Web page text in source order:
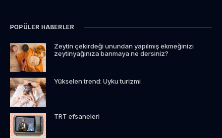
POPÜLER HABERLER
Zeytin çekirdeği unundan yapılmış ekmeğinizi
zeytinyağınıza banmaya ne dersiniz?
Yükselen trend: Uyku turizmi
TRT efsaneleri